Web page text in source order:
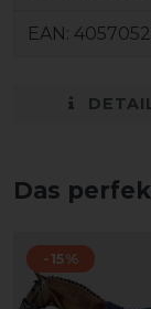
EAN:
Das
-15%